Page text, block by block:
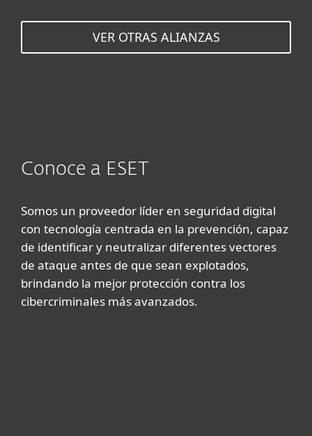
VER OTRAS ALIANZAS
Conoce a ESET
Somos un proveedor líder en seguridad digital
con tecnología centrada en la prevención, capaz
de identificar y neutralizar diferentes vectores
de ataque antes de que sean explotados,
brindando la mejor protección contra los
cibercriminales más avanzados.